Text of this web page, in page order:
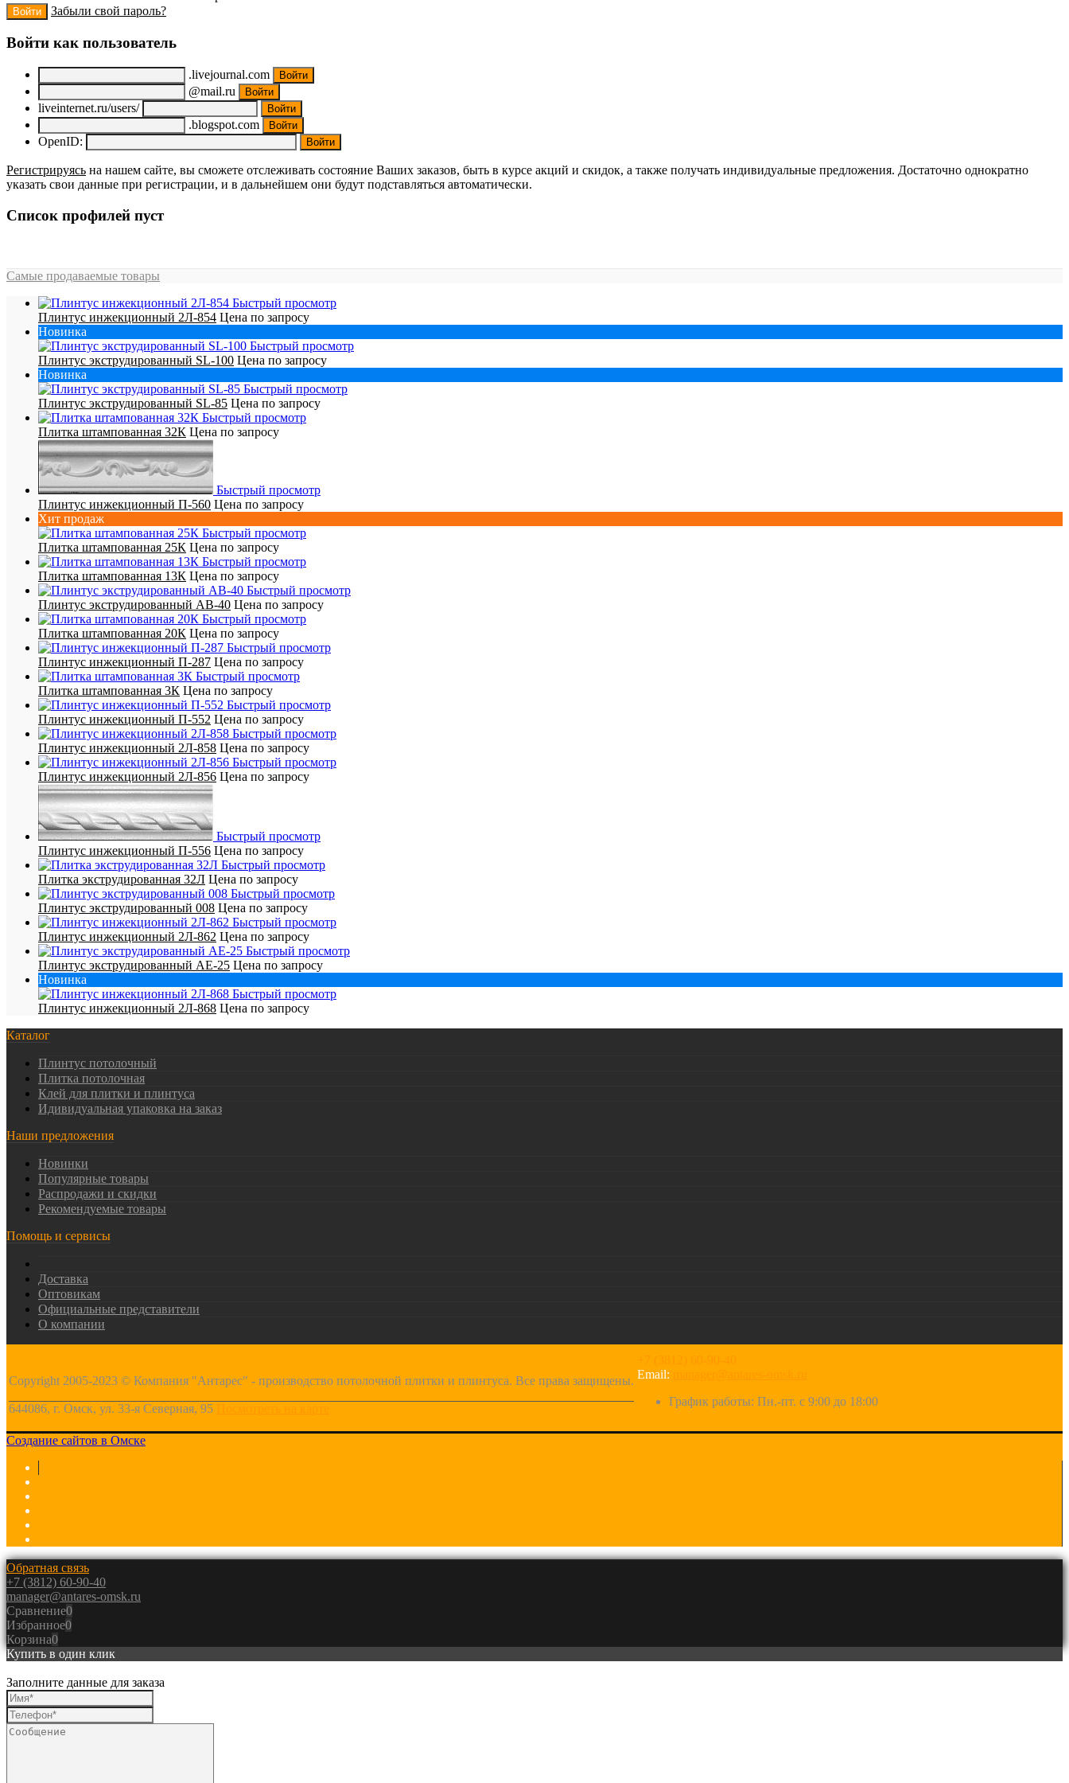
Забыли свой пароль?
Войти как пользователь
.livejournal.com
@mail.ru
liveinternet.ru/users/
.blogspot.com
OpenID:
Регистрируясь на нашем сайте, вы сможете отслеживать состояние Ваших заказов, быть в курсе акций и скидок, а также получать индивидуальные предложения. Достаточно однократно
указать свои данные при регистрации, и в дальнейшем они будут подставляться автоматически.
Список профилей пуст
Самые продаваемые товары
Быстрый просмотр
Плинтус инжекционный 2Л-854 Цена по запросу
Новинка
Быстрый просмотр
Плинтус экструдированный SL-100 Цена по запросу
Новинка
Быстрый просмотр
Плинтус экструдированный SL-85 Цена по запросу
Быстрый просмотр
Плитка штампованная 32К Цена по запросу
Быстрый просмотр
Плинтус инжекционный П-560 Цена по запросу
Хит продаж
Быстрый просмотр
Плитка штампованная 25К Цена по запросу
Быстрый просмотр
Плитка штампованная 13К Цена по запросу
Быстрый просмотр
Плинтус экструдированный AB-40 Цена по запросу
Быстрый просмотр
Плитка штампованная 20К Цена по запросу
Быстрый просмотр
Плинтус инжекционный П-287 Цена по запросу
Быстрый просмотр
Плитка штампованная 3К Цена по запросу
Быстрый просмотр
Плинтус инжекционный П-552 Цена по запросу
Быстрый просмотр
Плинтус инжекционный 2Л-858 Цена по запросу
Быстрый просмотр
Плинтус инжекционный 2Л-856 Цена по запросу
Быстрый просмотр
Плинтус инжекционный П-556 Цена по запросу
Быстрый просмотр
Плитка экструдированная 32Л Цена по запросу
Быстрый просмотр
Плинтус экструдированный 008 Цена по запросу
Быстрый просмотр
Плинтус инжекционный 2Л-862 Цена по запросу
Быстрый просмотр
Плинтус экструдированный AE-25 Цена по запросу
Новинка
Быстрый просмотр
Плинтус инжекционный 2Л-868 Цена по запросу
Каталог
Плинтус потолочный
Плитка потолочная
Клей для плитки и плинтуса
Идивидуальная упаковка на заказ
Наши предложения
Новинки
Популярные товары
Распродажи и скидки
Рекомендуемые товары
Помощь и сервисы
Доставка
Оптовикам
Официальные представители
О компании
Copyright 2005-2023 © Компания "Антарес" - производство потолочной плитки и плинтуса. Все права защищены.
644086, г. Омск, ул. 33-я Северная, 95
Email:
График работы: Пн.-пт. с 9:00 до 18:00
Создание сайтов в Омске
Обратная связь
+7 (3812) 60-90-40
manager@antares-omsk.ru
Сравнение0
Избранное0
Корзина0
Купить в один клик
Заполните данные для заказа